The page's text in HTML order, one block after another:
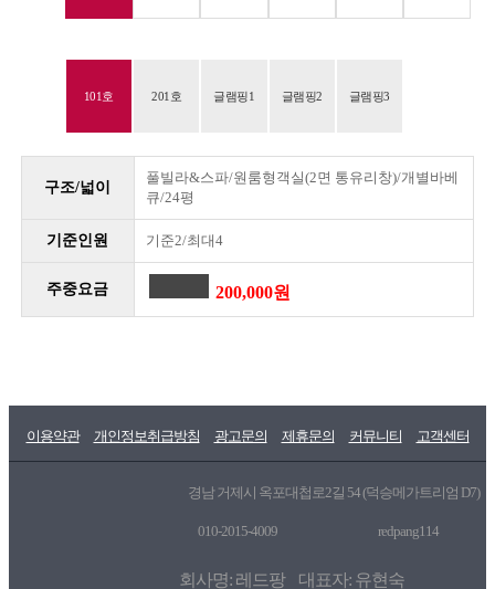
101호 201호 글램핑1 글램핑2 글램핑3
구조/넓이
풀빌라&스파/원룸형객실(2면 통유리창)/개별바베
큐/24평
기준인원 기준2/최대4
주중요금 200,000원
이용약관 개인정보취급방침 광고문의 제휴문의 커뮤니티 고객센터
경남 거제시 옥포대첩로2길 54 (덕승메가트리엄 D7)
010-2015-4009 redpang114
회사명: 레드팡 대표자: 유현숙